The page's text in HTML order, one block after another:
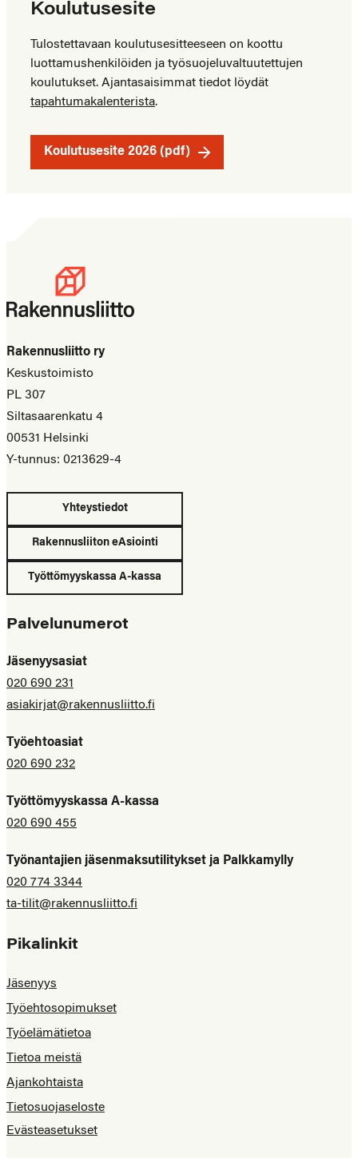
Koulutusesite
Tulostettavaan koulutusesitteeseen on koottu
luottamushenkilöiden ja työsuojeluvaltuutettujen
koulutukset. Ajantasaisimmat tiedot löydät
tapahtumakalenterista.
Koulutusesite 2026 (pdf)
Rakennusliitto ry
Keskustoimisto
PL 307
Siltasaarenkatu 4
00531 Helsinki
Y-tunnus: 0213629-4
Yhteystiedot
Rakennusliiton eAsiointi
Työttömyyskassa A-kassa
Palvelunumerot
Jäsenyysasiat
020 690 231
asiakirjat@rakennusliitto.fi
Työehtoasiat
020 690 232
Työttömyyskassa A-kassa
020 690 455
Työnantajien jäsenmaksutilitykset ja Palkkamylly
020 774 3344
ta-tilit@rakennusliitto.fi
Pikalinkit
Jäsenyys
Työehtosopimukset
Työelämätietoa
Tietoa meistä
Ajankohtaista
Tietosuojaseloste
Evästeasetukset